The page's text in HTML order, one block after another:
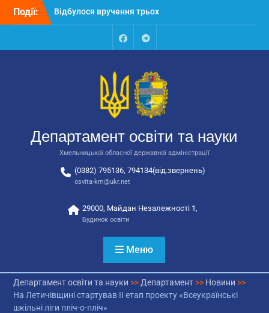
Перейти
Події:
Відбулося засідання
колегії Департаменту
освіти та науки обласної
державної адміністрації
відповідальних за
національно-патріотичне
автобусів для потреб
закладів освіти
FacebookTalegram
Департамент освіти та науки
Хмельницької обласної державної адміністрації
(0382) 795136, 794134(від.звернень)
osvita-km@ukr.net
29000, Майдан Незалежності 1,
Будинок освіти
Меню
Департамент освіти та науки >> Департамент>> Новини >>
На Летичівщині стартував ІІ етап проекту «Всеукраїнські
шкільні ліги пліч-о-пліч»